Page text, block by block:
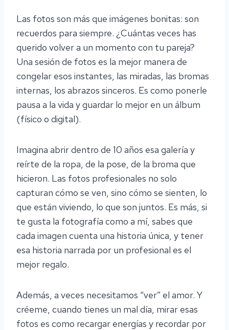
Las fotos son más que imágenes bonitas: son
recuerdos para siempre. ¿Cuántas veces has
querido volver a un momento con tu pareja?
Una sesión de fotos es la mejor manera de
congelar esos instantes, las miradas, las bromas
internas, los abrazos sinceros. Es como ponerle
pausa a la vida y guardar lo mejor en un álbum
(físico o digital).
Imagina abrir dentro de 10 años esa galería y
reírte de la ropa, de la pose, de la broma que
hicieron. Las fotos profesionales no solo
capturan cómo se ven, sino cómo se sienten, lo
que están viviendo, lo que son juntos. Es más, si
te gusta la fotografía como a mí, sabes que
cada imagen cuenta una historia única, y tener
esa historia narrada por un profesional es el
mejor regalo.
Además, a veces necesitamos “ver” el amor. Y
créeme, cuando tienes un mal día, mirar esas
fotos es como recargar energías y recordar por